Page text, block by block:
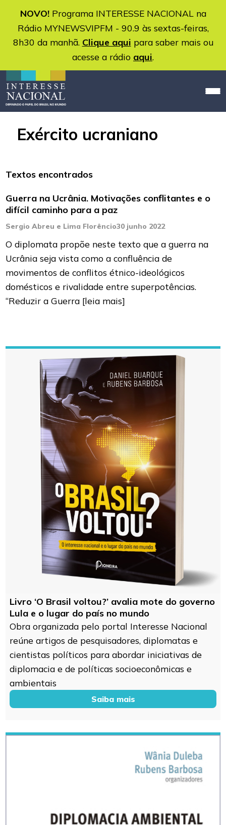
NOVO!Programa INTERESSE NACIONAL na
Rádio MYNEWSVIPFM - 90.9 às sextas-feiras,
8h30 da manhã. Clique aqui para saber mais ou
acesse a rádio aqui.
Exército ucraniano
Textos encontrados
Guerra na Ucrânia. Motivações conflitantes e o
difícil caminho para a paz
Sergio Abreu e Lima Florêncio30 junho 2022
O diplomata propõe neste texto que a guerra na
Ucrânia seja vista como a confluência de
movimentos de conflitos étnico-ideológicos
domésticos e rivalidade entre superpotências.
“Reduzir a Guerra [leia mais]
Livro ‘O Brasil voltou?’ avalia mote do governo
Lula e o lugar do país no mundo
Obra organizada pelo portal Interesse Nacional
reúne artigos de pesquisadores, diplomatas e
cientistas políticos para abordar iniciativas de
diplomacia e de políticas socioeconômicas e
ambientais
Saiba mais